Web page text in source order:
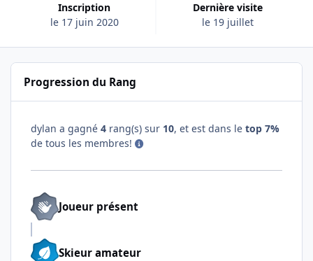
Inscription
le 17 juin 2020
Dernière visite
le 19 juillet
Progression du Rang
dylan a gagné 4 rang(s) sur 10, et est dans le top 7%
de tous les membres!
Joueur présent
Skieur amateur